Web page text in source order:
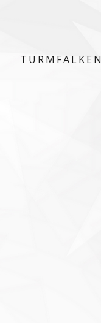
TURMFALKEN